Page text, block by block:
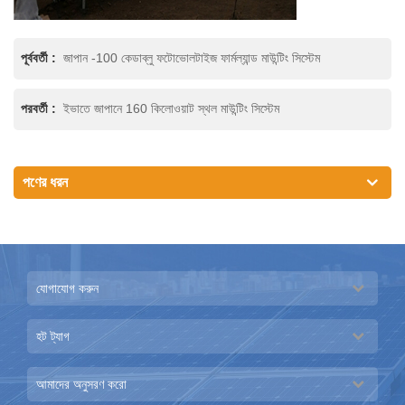
পূর্ববর্তী : জাপান -100 কেডাব্লু ফটোভোলটাইজ ফার্মল্যান্ড মাউন্টিং সিস্টেম
পরবর্তী : ইভাতে জাপানে 160 কিলোওয়াট স্থল মাউন্টিং সিস্টেম
পণের ধরন
যোগাযোগ করুন
হট ট্যাগ
আমাদের অনুসরণ করো